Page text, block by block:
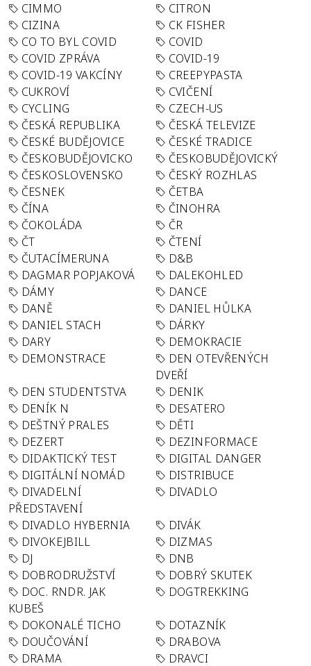
CIMMO
CITRON
CIZINA
CK FISHER
CO TO BYL COVID
COVID
COVID ZPRÁVA
COVID-19
COVID-19 VAKCÍNY
CREEPYPASTA
CUKROVÍ
CVIČENÍ
CYCLING
CZECH-US
ČESKÁ REPUBLIKA
ČESKÁ TELEVIZE
ČESKÉ BUDĚJOVICE
ČESKÉ TRADICE
ČESKOBUDĚJOVICKO
ČESKOBUDĚJOVICKÝ
ČESKOSLOVENSKO
ČESKÝ ROZHLAS
ČESNEK
ČETBA
ČÍNA
ČINOHRA
ČOKOLÁDA
ČR
ČT
ČTENÍ
ČUTACÍMERUNA
D&B
DAGMAR POPJAKOVÁ
DALEKOHLED
DÁMY
DANCE
DANĚ
DANIEL HŮLKA
DANIEL STACH
DÁRKY
DARY
DEMOKRACIE
DEMONSTRACE
DEN OTEVŘENÝCH
DVEŘÍ
DEN STUDENTSTVA
DENIK
DENÍK N
DESATERO
DEŠTNÝ PRALES
DĚTI
DEZERT
DEZINFORMACE
DIDAKTICKÝ TEST
DIGITAL DANGER
DIGITÁLNÍ NOMÁD
DISTRIBUCE
DIVADELNÍ
PŘEDSTAVENÍ
DIVADLO
DIVADLO HYBERNIA
DIVÁK
DIVOKEJBILL
DIZMAS
DJ
DNB
DOBRODRUŽSTVÍ
DOBRÝ SKUTEK
DOC. RNDR. JAK
KUBEŠ
DOGTREKKING
DOKONALÉ TICHO
DOTAZNÍK
DOUČOVÁNÍ
DRABOVA
DRAMA
DRAVCI